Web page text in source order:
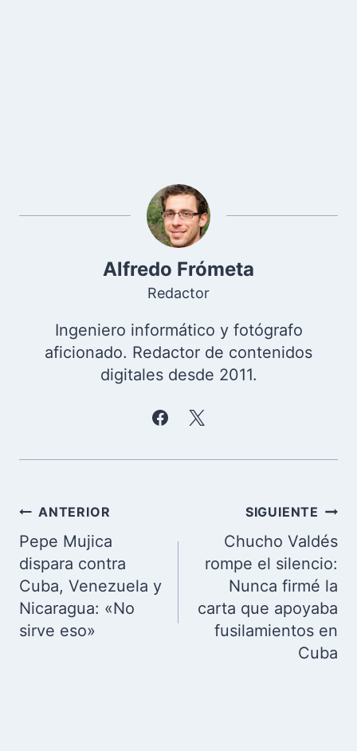
Alfredo Frómeta
Redactor
Ingeniero informático y fotógrafo
aficionado. Redactor de contenidos
digitales desde 2011.
Navegación
de
entradas
ANTERIOR
Pepe Mujica
dispara contra
Cuba, Venezuela y
Nicaragua: «No
sirve eso»
SIGUIENTE
Chucho Valdés
rompe el silencio:
Nunca firmé la
carta que apoyaba
fusilamientos en
Cuba